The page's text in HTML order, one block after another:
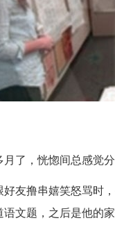
，恍惚间总感觉分
撸串嬉笑怒骂时，
文题，之后是他的